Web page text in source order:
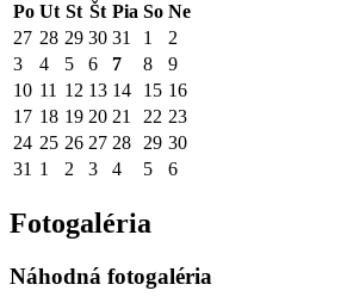
Po Ut St Št Pia So Ne
27 28 29 30 31 1
2
3
4 5 6 7 8
9
10 11 12 13 14 15 16
17 18 19 20 21 22 23
24 25 26 27 28 29 30
31 1 2 3 4 5 6
Fotogaléria
Náhodná fotogaléria